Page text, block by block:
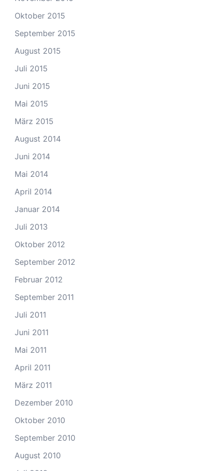
Oktober 2015
September 2015
August 2015
Juli 2015
Juni 2015
Mai 2015
März 2015
August 2014
Juni 2014
Mai 2014
April 2014
Januar 2014
Juli 2013
Oktober 2012
September 2012
Februar 2012
September 2011
Juli 2011
Juni 2011
Mai 2011
April 2011
März 2011
Dezember 2010
Oktober 2010
September 2010
August 2010